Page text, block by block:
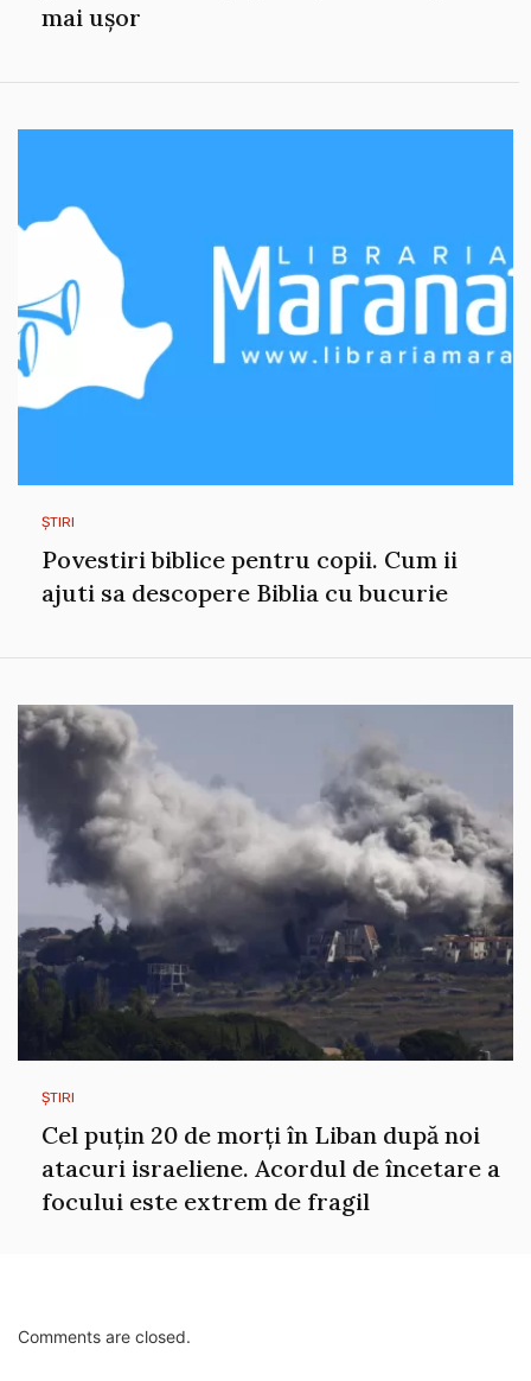
mai ușor
ȘTIRI
Povestiri biblice pentru copii. Cum ii
ajuti sa descopere Biblia cu bucurie
ȘTIRI
Cel puțin 20 de morți în Liban după noi
atacuri israeliene. Acordul de încetare a
focului este extrem de fragil
Comments are closed.